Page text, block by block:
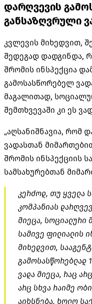
დარღვევის
განსაზღვრული
კვლევის მიხედვით,
შედეგად დადგინდა,
შრომის ინსპექცია
გამოსასწორებელ
მაგალითად,
შემთხვევაში კი ეს
„აღსანიშნავია, რომ
ვადასთან
შრომის ინსპექციის
სამსახურებთან
კერძოდ, თუ ყველა
კომპანიას
მიეცა, სოციალური
სამივე ფილიალის
მიხედვით,
გამოსასწორებლად
ვადა მიეცა, რაც
არც სხვა რაიმე
აიხსნება. ხოლო